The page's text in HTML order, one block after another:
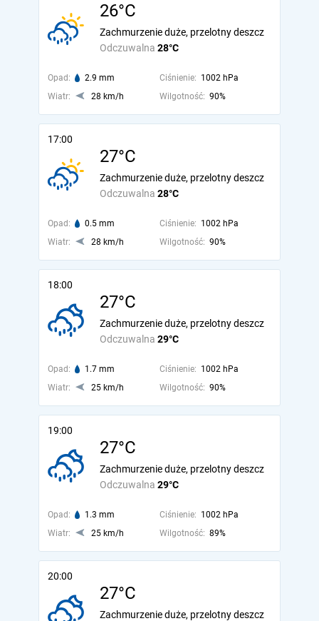
26°C
Odczuwalna 28°C
Zachmurzenie duże, przelotny deszcz
Opad: 2.9 mm Ciśnienie: 1002 hPa
Wiatr:
28 km/h Wilgotność: 90%
17:00
27°C
Odczuwalna 28°C
Zachmurzenie duże, przelotny deszcz
Opad: 0.5 mm Ciśnienie: 1002 hPa
Wiatr:
28 km/h Wilgotność: 90%
18:00
27°C
Odczuwalna 29°C
Zachmurzenie duże, przelotny deszcz
Opad: 1.7 mm Ciśnienie: 1002 hPa
Wiatr:
25 km/h Wilgotność: 90%
19:00
27°C
Odczuwalna 29°C
Zachmurzenie duże, przelotny deszcz
Opad: 1.3 mm Ciśnienie: 1002 hPa
Wiatr:
25 km/h Wilgotność: 89%
20:00
27°C
Zachmurzenie duże, przelotny deszcz